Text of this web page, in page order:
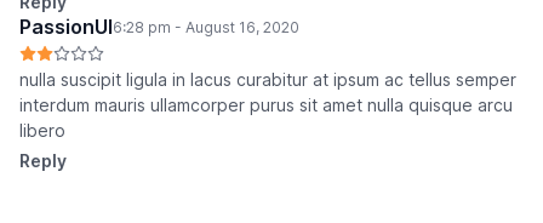
PassionUI6:28 pm - August 16, 2020
nulla suscipit ligula in lacus curabitur at ipsum ac tellus semper
interdum mauris ullamcorper purus sit amet nulla quisque arcu
libero
Reply